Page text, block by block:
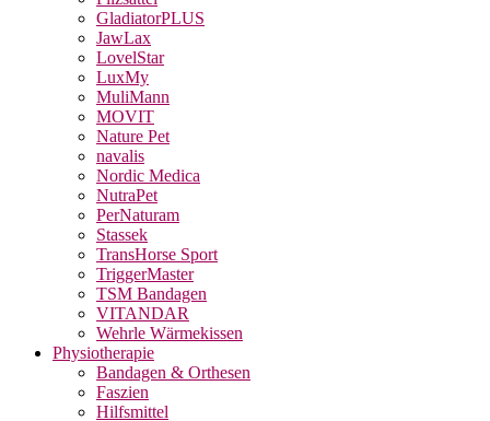
GladiatorPLUS
JawLax
LovelStar
LuxMy
MuliMann
MOVIT
Nature Pet
navalis
Nordic Medica
NutraPet
PerNaturam
Stassek
TransHorse Sport
TriggerMaster
TSM Bandagen
VITANDAR
Wehrle Wärmekissen
Physiotherapie
Bandagen & Orthesen
Faszien
Hilfsmittel